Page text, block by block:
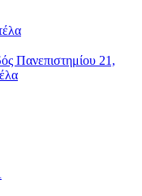
Πανεπιστημίου 21,